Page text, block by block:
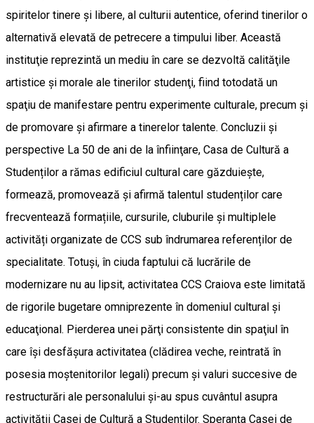
spiritelor tinere şi libere, al culturii autentice, oferind tinerilor o
alternativă elevată de petrecere a timpului liber. Această
instituţie reprezintă un mediu în care se dezvoltă calităţile
artistice şi morale ale tinerilor studenţi, fiind totodată un
spaţiu de manifestare pentru experimente culturale, precum şi
de promovare şi afirmare a tinerelor talente. Concluzii şi
perspective La 50 de ani de la înfiinţare, Casa de Cultură a
Studenților a rămas edificiul cultural care găzduiește,
formează, promovează și afirmă talentul studenților care
frecventează formațiile, cursurile, cluburile și multiplele
activități organizate de CCS sub îndrumarea referenților de
specialitate. Totuşi, în ciuda faptului că lucrările de
modernizare nu au lipsit, activitatea CCS Craiova este limitată
de rigorile bugetare omniprezente în domeniul cultural şi
educaţional. Pierderea unei părţi consistente din spaţiul în
care îşi desfăşura activitatea (clădirea veche, reintrată în
posesia moştenitorilor legali) precum şi valuri succesive de
restructurări ale personalului şi-au spus cuvântul asupra
activităţii Casei de Cultură a Studenţilor. Speranţa Casei de